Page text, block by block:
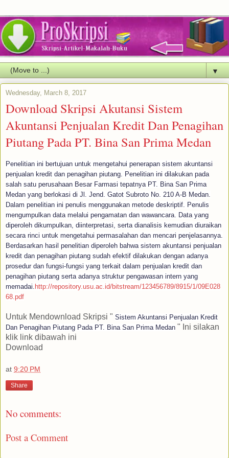
▼
Wednesday, March 8, 2017
Download Skripsi Akutansi Sistem
Akuntansi Penjualan Kredit Dan Penagihan
Piutang Pada PT. Bina San Prima Medan
Penelitian ini bertujuan untuk mengetahui penerapan sistem akuntansi
penjualan kredit dan penagihan piutang. Penelitian ini dilakukan pada
salah satu perusahaan Besar Farmasi tepatnya PT. Bina San Prima
Medan yang berlokasi di Jl. Jend. Gatot Subroto No. 210 A-B Medan.
Dalam penelitian ini penulis menggunakan metode deskriptif. Penulis
mengumpulkan data melalui pengamatan dan wawancara. Data yang
diperoleh dikumpulkan, diinterpretasi, serta dianalisis kemudian diuraikan
secara rinci untuk mengetahui permasalahan dan mencari penjelasannya.
Berdasarkan hasil penelitian diperoleh bahwa sistem akuntansi penjualan
kredit dan penagihan piutang sudah efektif dilakukan dengan adanya
prosedur dan fungsi-fungsi yang terkait dalam penjualan kredit dan
penagihan piutang serta adanya struktur pengawasan intern yang
memadai. http://repository.usu.ac.id/bitstream/123456789/8915/1/09E028
68.pdf
Untuk Mendownload Skripsi " Sistem Akuntansi Penjualan Kredit
Dan Penagihan Piutang Pada PT. Bina San Prima Medan " Ini silakan
klik link dibawah ini
Download
at 9:20 PM
Share
No comments:
Post a Comment